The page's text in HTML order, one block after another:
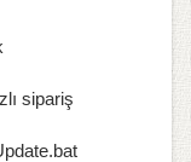
sipariş